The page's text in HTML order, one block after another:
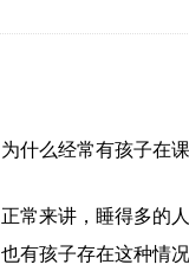
为什么经常有孩子在
正常来讲，睡得多的
也有孩子存在这种情